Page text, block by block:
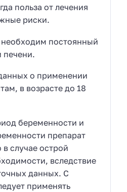
польза от лечения
риски.
постоянный
печени.
о применении
в возрасте до 18
беременности и
препарат
случае острой
вследствие
данных. С
применять